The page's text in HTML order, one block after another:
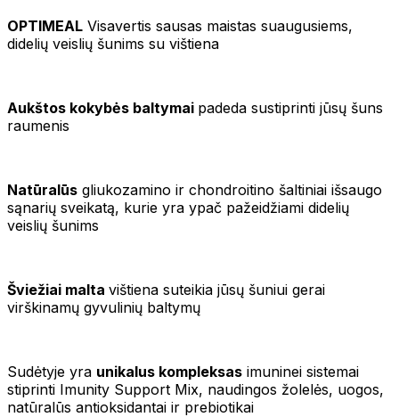
OPTIMEAL Visavertis sausas maistas suaugusiems,
didelių veislių šunims su vištiena
Aukštos kokybės baltymai padeda sustiprinti jūsų šuns
raumenis
Natūralūs gliukozamino ir chondroitino šaltiniai išsaugo
sąnarių sveikatą, kurie yra ypač pažeidžiami didelių
veislių šunims
Šviežiai malta vištiena suteikia jūsų šuniui gerai
virškinamų gyvulinių baltymų
Sudėtyje yra unikalus kompleksas imuninei sistemai
stiprinti Imunity Support Mix, naudingos žolelės, uogos,
natūralūs antioksidantai ir prebiotikai